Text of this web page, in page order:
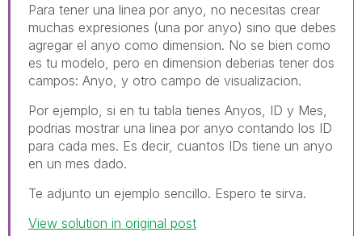
Para tener una linea por anyo, no necesitas crear
muchas expresiones (una por anyo) sino que debes
agregar el anyo como dimension. No se bien como
es tu modelo, pero en dimension deberias tener dos
campos: Anyo, y otro campo de visualizacion.
Por ejemplo, si en tu tabla tienes Anyos, ID y Mes,
podrias mostrar una linea por anyo contando los ID
para cada mes. Es decir, cuantos IDs tiene un anyo
en un mes dado.
Te adjunto un ejemplo sencillo. Espero te sirva.
View solution in original post